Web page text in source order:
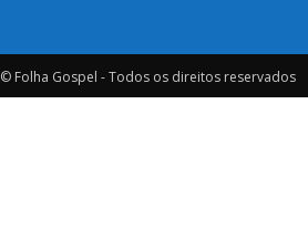
© Folha Gospel - Todos os direitos reservados